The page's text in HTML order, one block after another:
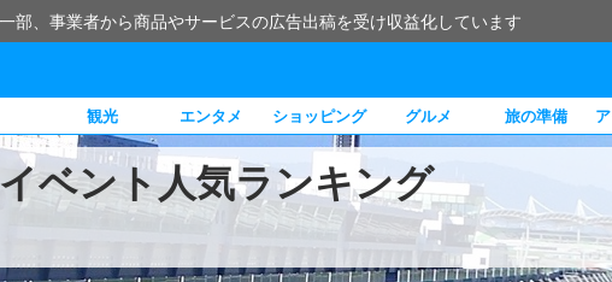
部、事業者から商品やサービスの広告出稿を受け収益化しています
観光 エンタメ ショッピング グルメ 旅の準備
ベント人気ランキング